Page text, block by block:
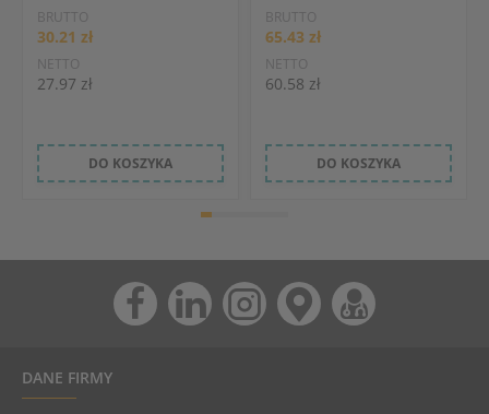
BRUTTO
30.21 zł
NETTO
27.97 zł
DO KOSZYKA
BRUTTO
65.43 zł
NETTO
60.58 zł
DO KOSZYKA
DANE FIRMY